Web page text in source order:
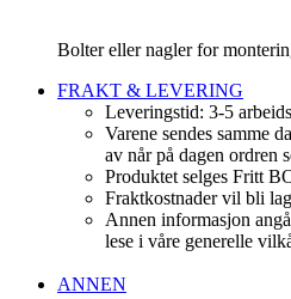
Bolter eller nagler for
FRAKT & LEVERING
Leveringstid: 3-5
Varene sendes samme
av når på dagen ordren
Produktet selges Fritt
Fraktkostnader vil bli
Annen informasjon
lese i våre generelle
ANNEN